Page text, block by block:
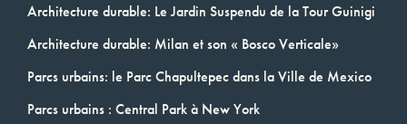
Architecture durable: Le Jardin Suspendu de la Tour Guinigi
Architecture durable: Milan et son « Bosco Verticale»
Parcs urbains: le Parc Chapultepec dans la Ville de Mexico
Parcs urbains : Central Park à New York